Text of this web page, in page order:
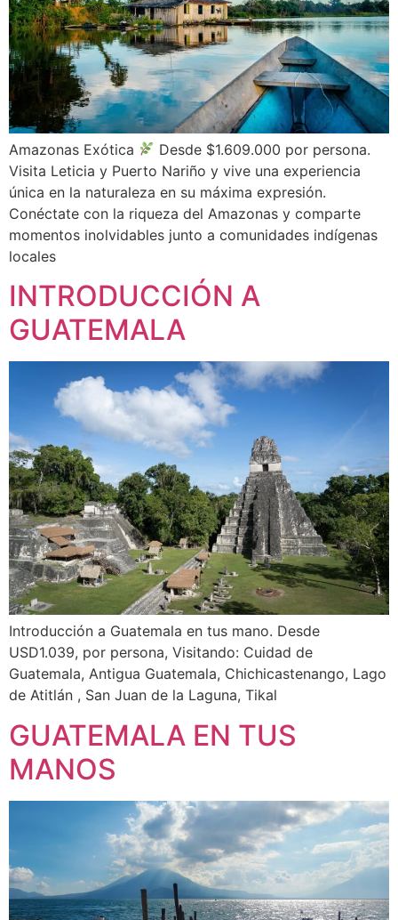
Amazonas Exótica
Desde $1.609.000 por persona.
Visita Leticia y Puerto Nariño y vive una experiencia
única en la naturaleza en su máxima expresión.
Conéctate con la riqueza del Amazonas y comparte
momentos inolvidables junto a comunidades indígenas
locales
INTRODUCCIÓN A
GUATEMALA
Introducción a Guatemala en tus mano. Desde
USD1.039, por persona, Visitando: Cuidad de
Guatemala, Antigua Guatemala, Chichicastenango, Lago
de Atitlán , San Juan de la Laguna, Tikal
GUATEMALA EN TUS
MANOS